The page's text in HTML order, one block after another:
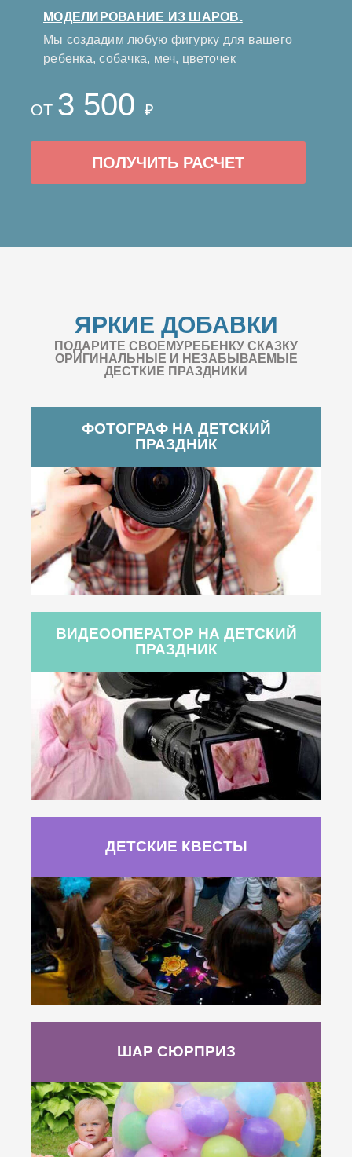
МОДЕЛИРОВАНИЕ ИЗ ШАРОВ.
Мы создадим любую фигурку для вашего
ребенка, собачка, меч, цветочек
ОТ 3 500 ₽
ПОЛУЧИТЬ РАСЧЕТ
ЯРКИЕ ДОБАВКИ
ПОДАРИТЕ СВОЕМУРЕБЕНКУ СКАЗКУ
ОРИГИНАЛЬНЫЕ И НЕЗАБЫВАЕМЫЕ
ДЕСТКИЕ ПРАЗДНИКИ
ФОТОГРАФ НА ДЕТСКИЙ
ПРАЗДНИК
ВИДЕООПЕРАТОР НА ДЕТСКИЙ
ПРАЗДНИК
ДЕТСКИЕ КВЕСТЫ
ШАР СЮРПРИЗ